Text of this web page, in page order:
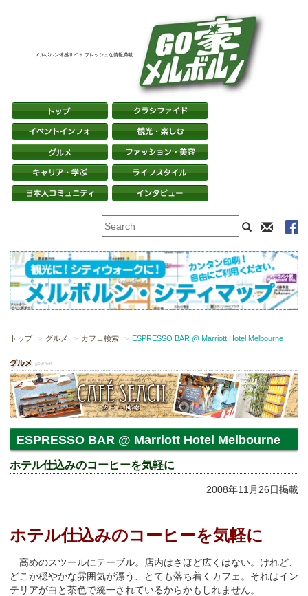
メルボルン体感サイト フレッシュな情報満載
トップ グルメ カフェ検索 ESPRESSO BAR @ Marriott Hotel Melbourne
ESPRESSO BAR @ Marriott Hotel Melbourne
ホテル仕込みのコーヒーを気軽に
2008年11月26日掲載
ホテル仕込みのコーヒーを気軽に
高めのスツールにテーブル。店内はさほど広くはない。けれど、
どこか穏やかな雰囲気が漂う、とても落ち着くカフェ。それはイン
テリアが白と茶色で統一されているからかもしれません。